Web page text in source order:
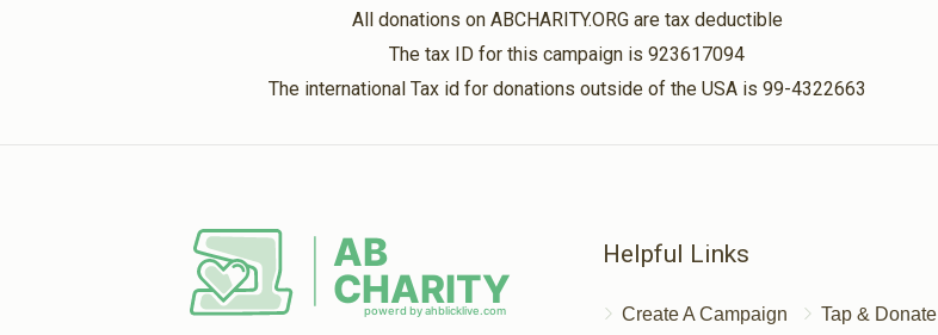
יודל גראסAll donations on ABCHARITY.ORG are tax deductible
The tax ID for this campaign is 923617094
The international Tax id for donations outside of the USA is 99-4322663
Helpful Links
Create A Campaign
Tap & Donate